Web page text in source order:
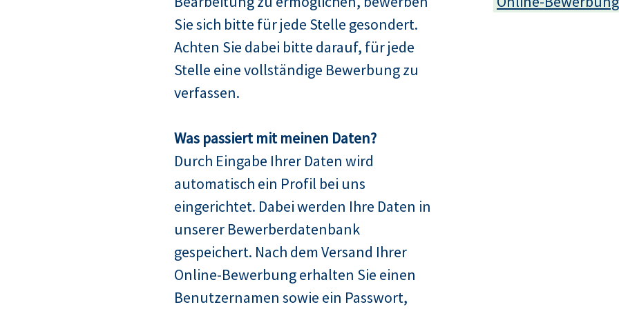
Sie sich bitte für jede Stelle gesondert.
Achten Sie dabei bitte darauf, für jede
Stelle eine vollständige Bewerbung zu
verfassen.
Was passiert mit meinen Daten?
Durch Eingabe Ihrer Daten wird
automatisch ein Profil bei uns
eingerichtet. Dabei werden Ihre Daten in
unserer Bewerberdatenbank
gespeichert. Nach dem Versand Ihrer
Online-Bewerbung erhalten Sie einen
Benutzernamen sowie ein Passwort,